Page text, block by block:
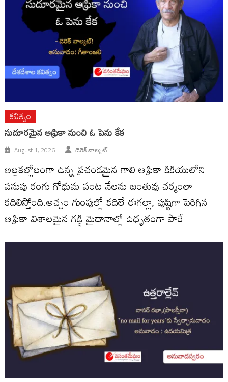
కవిత్వం
సుదూరమైన ఆఫ్రికా నుంచి ఓ పెను కేక
August 1, 2026 డెరెక్ వాల్కట్
అల్లకల్లోలంగా ఉన్న ప్రచండమైన గాలి ఆఫ్రికా కికియులోని
పసుపు రంగు గోధుమ పంట నేలను జంతువు చర్మంలా
కదిలిస్తోంది.అచ్చం గుంపుల్లో కదిలే ఈగల్లా, పుష్టిగా పెరిగిన
ఆఫ్రికా విశాలమైన గడ్డి మైదానాల్లో ఉధృతంగా పారే